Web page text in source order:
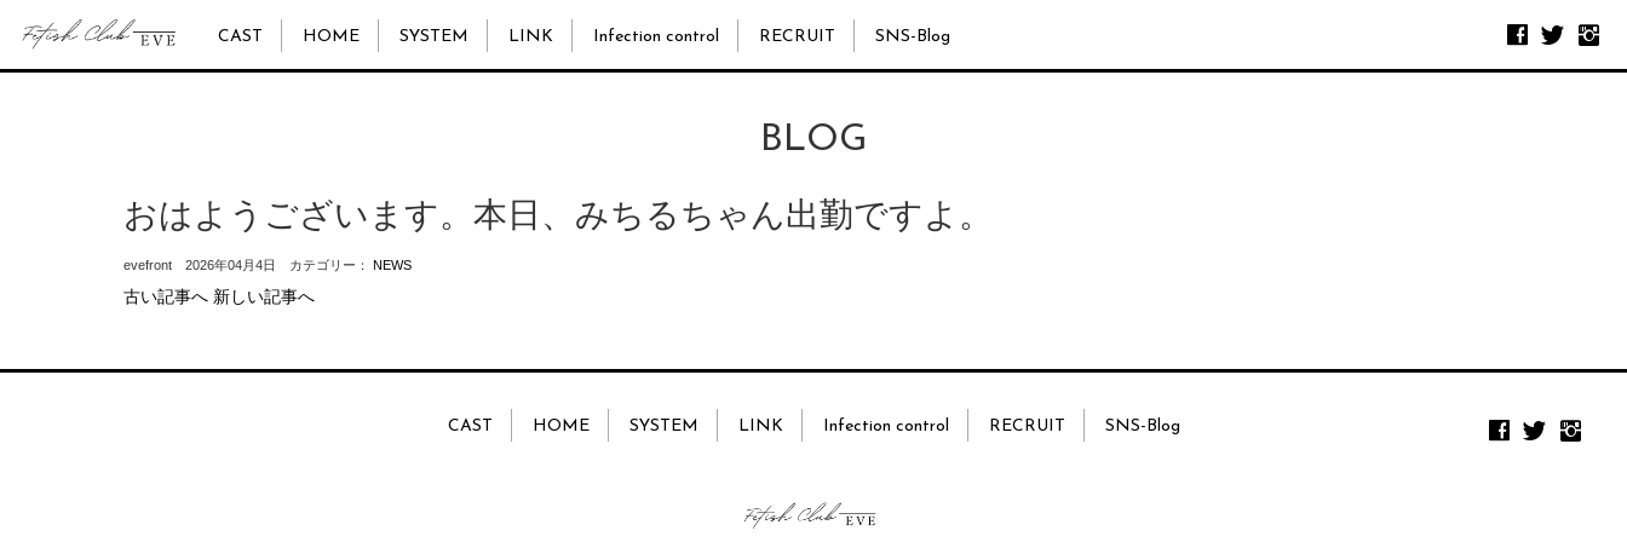
CAST HOME SYSTEM LINK Infection control RECRUIT SNS-Blog
BLOG
おはようございます。本日、みちるちゃん出勤ですよ。
evefront 2026年04月4日 カテゴリー： NEWS
古い記事へ 新しい記事へ
CAST HOME SYSTEM LINK Infection control RECRUIT SNS-Blog